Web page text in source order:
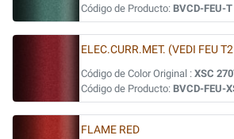
Código de Producto: BVCD-FEU-T
ELEC.CURR.MET. (VEDI FEU
Código de Color Original : XSC
Código de Producto: BVCD-FEU-
FLAME RED